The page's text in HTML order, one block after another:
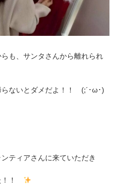
も、サンタさんから離れられ
らないとダメだよ！！ (;´･ω･)
ティアさんに来ていただき
！！